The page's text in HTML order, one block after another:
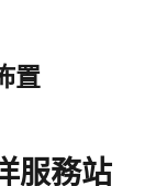
置
服務站